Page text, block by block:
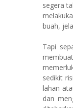
segera
buah,
Tapi
sedikit
lahan
dan